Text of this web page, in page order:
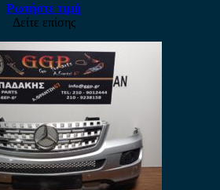
Ρωτήστε τιμή
Δείτε επίσης